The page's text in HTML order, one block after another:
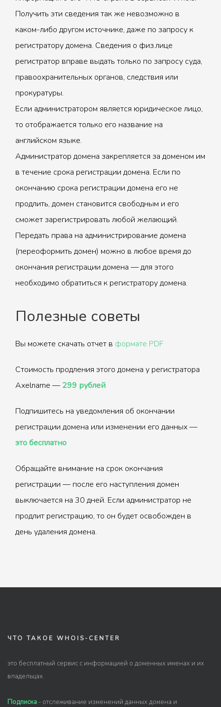
Получить эти сведения так же невозможно в
каком-либо другом источнике, даже по запросу к
регистратору домена. Сведения о физ.лице
регистратор вправе выдать только по запросу суда,
правоохранительных органов, следствия или
прокуратуры.
Если администратором является юридическое лицо,
то отображается только его название на
английском языке.
Администратор домена закрепляется за доменом им
в течение срока регистрации домена. Если по
окончанию срока регистрации домена его не
продлить, домен становится свободным и его
сможет зарегистрировать любой желающий.
Передать права на администрирование домена
(переоформить домен) можно в любое время до
окончания регистрации домена — для этого
необходимо обратиться к регистратору домена.
Полезные советы
Вы можете скачать отчет в формате PDF
Стоимость продления этого домена у регистратора
Axelname — 299 рублей
Подпишитесь на уведомления об окончании
регистрации домена или изменении его данных —
это бесплатно
Обращайте внимание на срок окончания
регистрации — после его наступления домен
выключается на 30 дней. Если администратор не
продлит регистрацию, то он будет освобожден в
день удаления домена.
ЧТО ТАКОЕ WHOIS-CENTER
это бесплатный сервис с информацией о доменных именах и их
владельцах.
Подписка - отслеживание изменений данных домена и